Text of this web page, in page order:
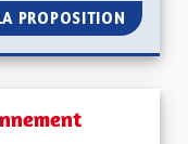
PROPOSITION